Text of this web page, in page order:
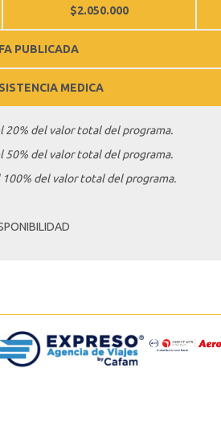
$2.050.000
PUBLICADA
MEDICA
20% del valor total del programa.
50% del valor total del programa.
del valor total del programa.